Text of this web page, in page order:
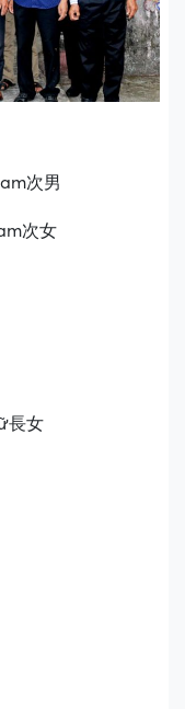
次男
次女
長女